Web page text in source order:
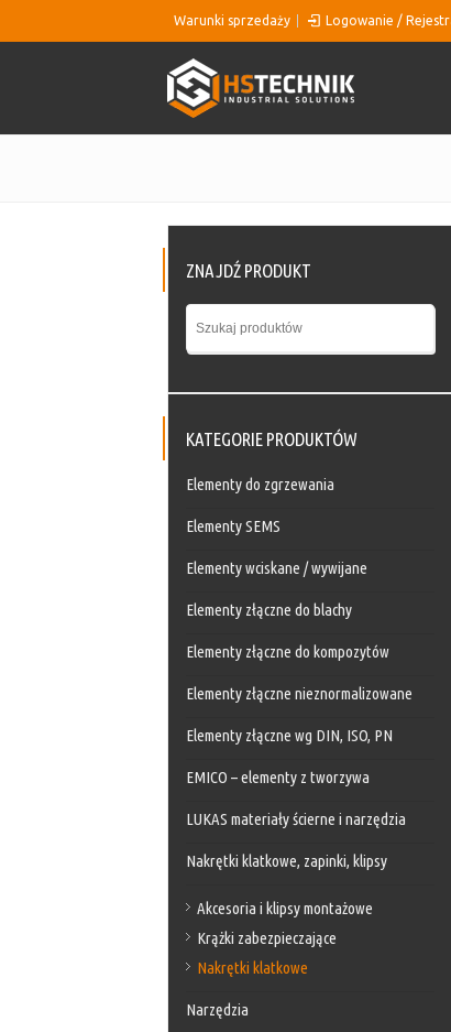
Warunki sprzedaży Logowanie /
ZNAJDŹ PRODUKT
KATEGORIE PRODUKTÓW
Elementy do zgrzewania
Elementy SEMS
Elementy wciskane / wywijane
Elementy złączne do blachy
Elementy złączne do kompozytów
Elementy złączne nieznormalizowane
Elementy złączne wg DIN, ISO, PN
EMICO – elementy z tworzywa
LUKAS materiały ścierne i narzędzia
Nakrętki klatkowe, zapinki, klipsy
Akcesoria i klipsy montażowe
Krążki zabezpieczające
Nakrętki klatkowe
Narzędzia